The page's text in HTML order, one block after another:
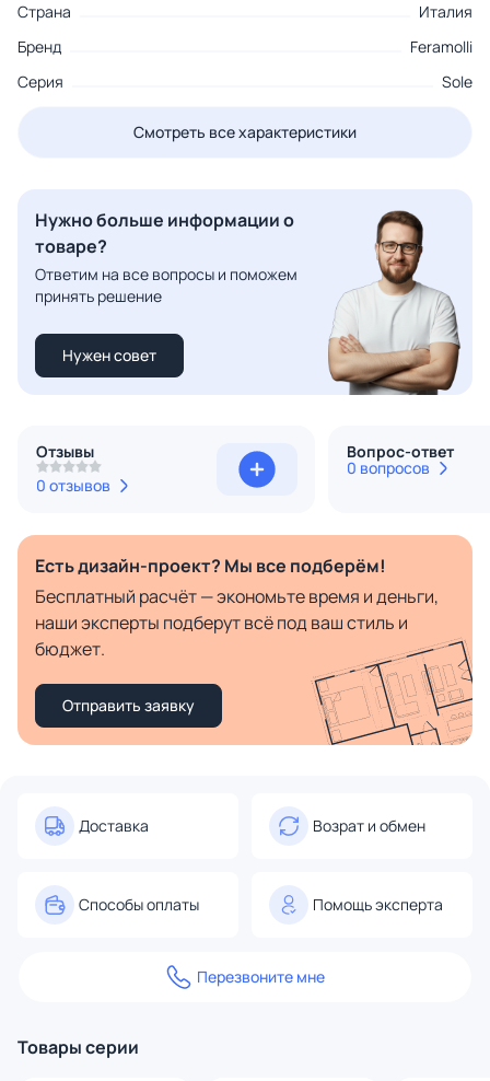
Страна
Италия
Бренд
Feramolli
Серия
Sole
Смотреть все характеристики
Нужно больше информации о
товаре?
Ответим на все вопросы и поможем
принять решение
Нужен совет
Отзывы
0 отзывов
Вопрос-ответ
0 вопросов
Есть дизайн-проект? Мы все подберём!
Бесплатный расчёт — экономьте время и деньги,
наши эксперты подберут всё под ваш стиль и
бюджет.
Отправить заявку
Доставка Возрат и обмен
Способы оплаты Помощь эксперта
Перезвоните мне
Товары серии